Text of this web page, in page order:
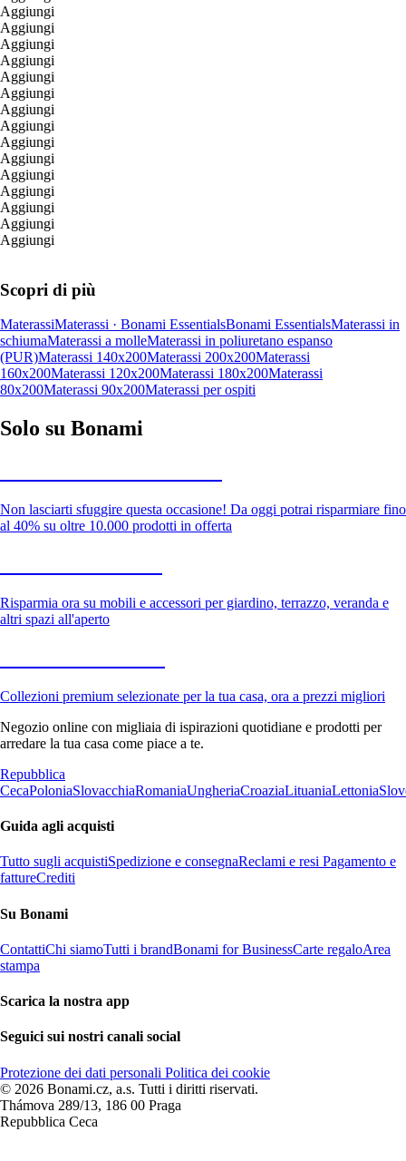
Aggiungi
Aggiungi
Aggiungi
Aggiungi
Aggiungi
Aggiungi
Aggiungi
Aggiungi
Aggiungi
Aggiungi
Aggiungi
Aggiungi
Aggiungi
Aggiungi
Aggiungi
Scopri di più
MaterassiMaterassi · Bonami EssentialsBonami EssentialsMaterassi in
schiumaMaterassi a molleMaterassi in poliuretano espanso
(PUR)Materassi 140x200Materassi 200x200Materassi
160x200Materassi 120x200Materassi 180x200Materassi
80x200Materassi 90x200Materassi per ospiti
Solo su Bonami
Non lasciarti sfuggire questa occasione! Da oggi potrai risparmiare fino
al 40% su oltre 10.000 prodotti in offerta
Risparmia ora su mobili e accessori per giardino, terrazzo, veranda e
altri spazi all'aperto
Collezioni premium selezionate per la tua casa, ora a prezzi migliori
Negozio online con migliaia di ispirazioni quotidiane e prodotti per
arredare la tua casa come piace a te.
Repubblica
CecaPoloniaSlovacchiaRomaniaUngheriaCroaziaLituaniaLettonia
Guida agli acquisti
Tutto sugli acquistiSpedizione e consegnaReclami e resi Pagamento e
fattureCrediti
Su Bonami
ContattiChi siamoTutti i brandBonami for BusinessCarte regaloArea
stampa
Scarica la nostra app
Seguici sui nostri canali social
Protezione dei dati personali Politica dei cookie
© 2026 Bonami.cz, a.s. Tutti i diritti riservati.
Thámova 289/13, 186 00 Praga
Repubblica Ceca